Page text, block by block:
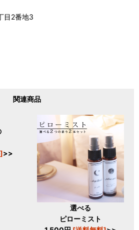
目2番地3
関連商品
>>
選べる
ピローミスト